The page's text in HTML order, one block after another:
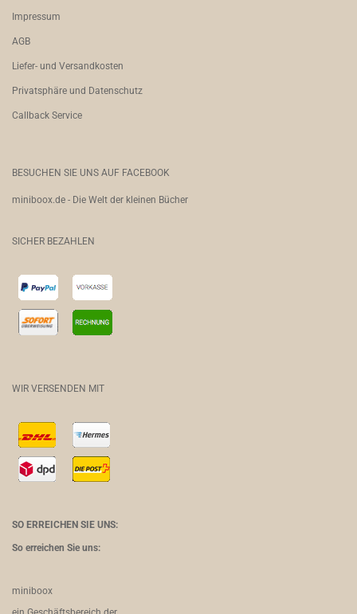
Impressum
AGB
Liefer- und Versandkosten
Privatsphäre und Datenschutz
Callback Service
BESUCHEN SIE UNS AUF FACEBOOK
miniboox.de - Die Welt der kleinen Bücher
SICHER BEZAHLEN
WIR VERSENDEN MIT
SO ERREICHEN SIE UNS:
So erreichen Sie uns:
miniboox